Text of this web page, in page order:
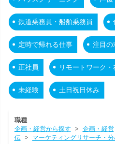
鉄道乗務員・船舶乗務員
定時で帰れる仕事 注目の
正社員 リモートワーク・
未経験 土日祝日休み
職種
企画・経営から探す > 企画・経営
伝> マーケティングリサーチ・分